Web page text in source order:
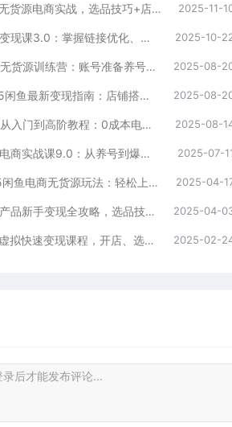
【第13915期】闲鱼无货源电商实战，选品技巧+店铺运营+独家出单方法，单店月利润8000元 2025-11-
【第13765期】闲鱼变现课3.0：掌握链接优化、流量提升、商业变现，单日利润800+ 2025-10-
【第13445期】闲鱼无货源训练营：账号准备养号/垂直化选品/黑搜玩法，0基础30天盈利指南 2025-08-
【第13435期】2025闲鱼最新变现指南：店铺搭建实操，爆款产品起号，全流程运营 2025-08-
【第13406期】闲鱼从入门到高阶教程：0成本电商创业，掌握闲鱼卖货核心方法论与实战技巧 2025-08-
【第13239期】闲鱼电商实战课9.0：从养号到爆单，权重提升秘籍，选品上架全流程 2025-07-
【第12773期】2025闲鱼电商无货源玩法：轻松上手无需囤货，掌握核心技巧快速出单 2025-04-
【第12693期】虚拟产品新手变现全攻略，选品技巧+爆单秘籍+营销书，打造高利润店铺 2025-04-
【第12473期】闲鱼虚拟快速变现课程，开店、选品、优化一网打尽，助你每天变现50-300 2025-02-